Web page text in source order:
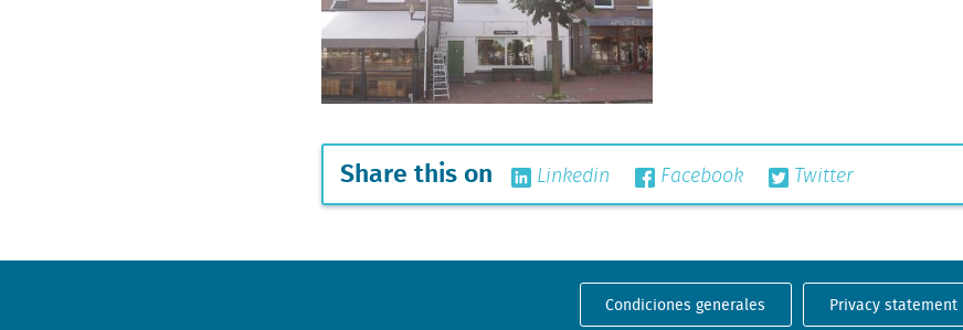
Share this on Linkedin Facebook Twitter
Condiciones generales Privacy statement